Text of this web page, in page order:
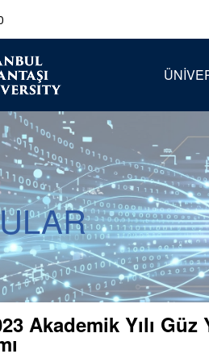
Akademik Yılı Güz